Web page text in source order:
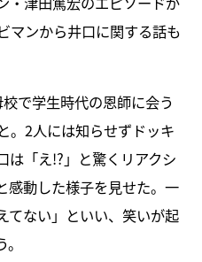
マンから井口に関する話も
で学生時代の恩師に会う
。2人には知らせずドッキ
は「え!?」と驚くリアクシ
感動した様子を見せた。一
てない」といい、笑いが起